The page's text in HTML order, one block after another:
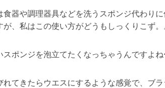
食器や調理器具などを洗うスポンジ代わり
が、私はこの使い方がどうもしっくりこず
スポンジを泡立てたくなっちゃうんですよ
れてきたらウエスにするような感覚で、ブ